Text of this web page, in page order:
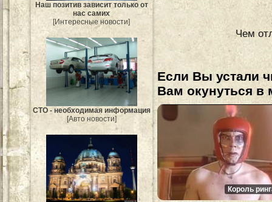
Наш позитив зависит только от
нас самих
[Интересные новости]
СТО - необходимая информация
[Авто новости]
Чем
Если Вы устали
Вам окунуться в
Король